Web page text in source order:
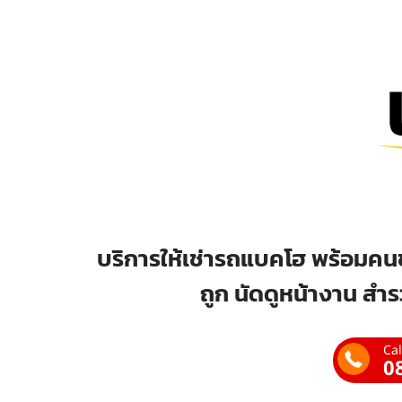
บริการให้เช่ารถแบคโฮ พร้อมค
ถูก นัดดูหน้างาน สำ